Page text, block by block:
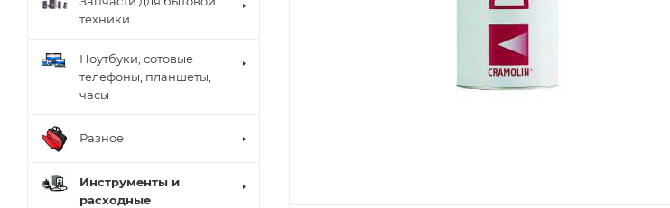
техники
Ноутбуки, сотовые
телефоны, планшеты,
часы
Разное
Инструменты и
расходные